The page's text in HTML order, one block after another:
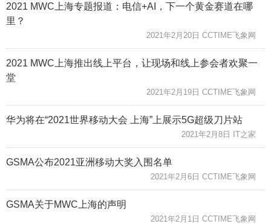
2021 MWC上海专题报道：电信+AI，下一个黄金赛道在哪
里？
2021年2月20日 CCTIME飞象网
2021 MWC上海推出线上平台，让现场和线上参会者欢聚一
堂
2021年2月19日 CCTIME飞象网
华为将在“2021世界移动大会 上海”上展示5G超级刀片站
2021年2月8日 IT之家
GSMA公布2021亚洲移动大奖入围名单
2021年2月6日 CCTIME飞象网
GSMA关于MWC上海的声明
2021年2月1日 CCTIME飞象网